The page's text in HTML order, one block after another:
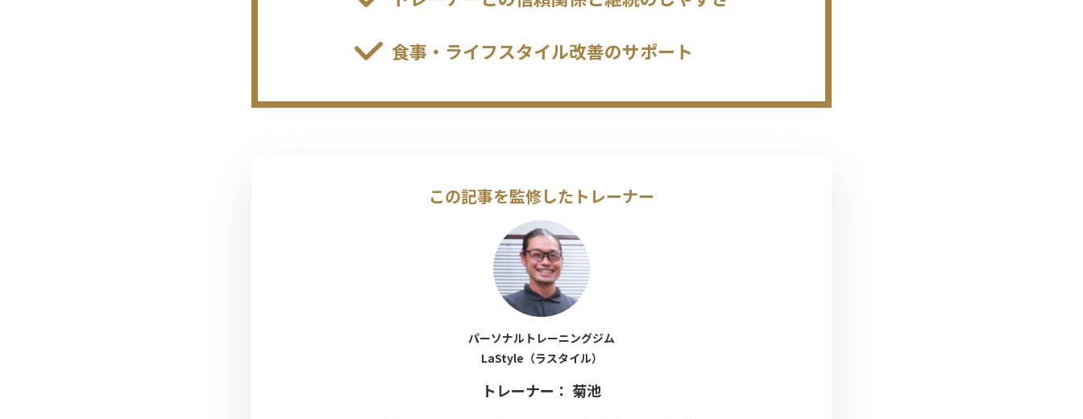
食事・ライフスタイル改善のサポート
この記事を監修したトレーナー
パーソナルトレーニングジム
LaStyle（ラスタイル）
トレーナー： 菊池